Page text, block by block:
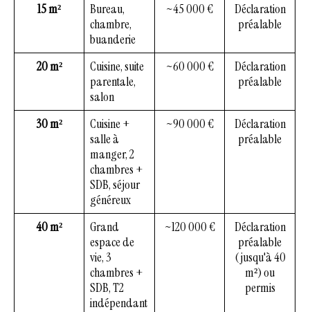
15 m²
Bureau,
chambre,
buanderie
~45 000 €
Déclaration
préalable
20 m²
Cuisine, suite
parentale,
salon
~60 000 €
Déclaration
préalable
30 m²
Cuisine +
salle à
manger, 2
chambres +
SDB, séjour
généreux
~90 000 €
Déclaration
préalable
40 m²
Grand
espace de
vie, 3
chambres +
SDB, T2
indépendant
~120 000 €
Déclaration
préalable
(jusqu'à 40
m²) ou
permis